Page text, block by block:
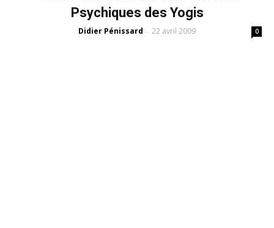
Psychiques des Yogis
Didier Pénissard - 22 avril 2009 0